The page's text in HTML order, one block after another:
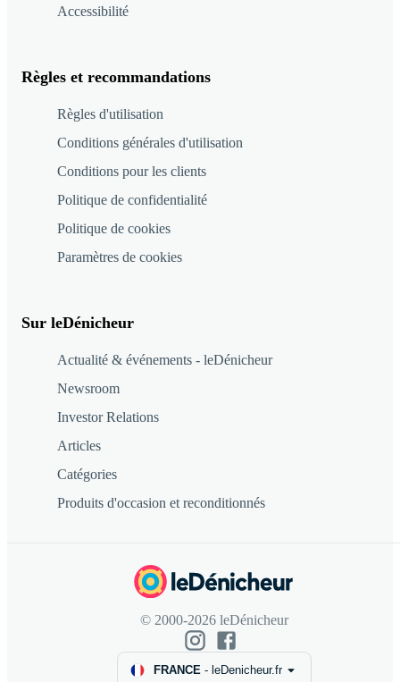
Accessibilité
Règles et recommandations
Règles d'utilisation
Conditions générales d'utilisation
Conditions pour les clients
Politique de confidentialité
Politique de cookies
Paramètres de cookies
Sur leDénicheur
Actualité & événements - leDénicheur
Newsroom
Investor Relations
Articles
Catégories
Produits d'occasion et reconditionnés
© 2000-2026 leDénicheur
FRANCE - leDenicheur.fr